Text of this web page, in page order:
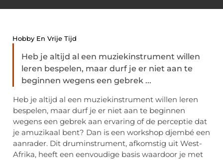
Hobby En Vrije Tijd
Heb je altijd al een muziekinstrument willen
leren bespelen, maar durf je er niet aan te
beginnen wegens een gebrek ...
Heb je altijd al een muziekinstrument willen leren
bespelen, maar durf je er niet aan te beginnen
wegens een gebrek aan ervaring of de perceptie dat
je amuzikaal bent? Dan is een workshop djembé een
aanrader. Dit druminstrument, afkomstig uit West-
Afrika, heeft een eenvoudige basis waardoor je met